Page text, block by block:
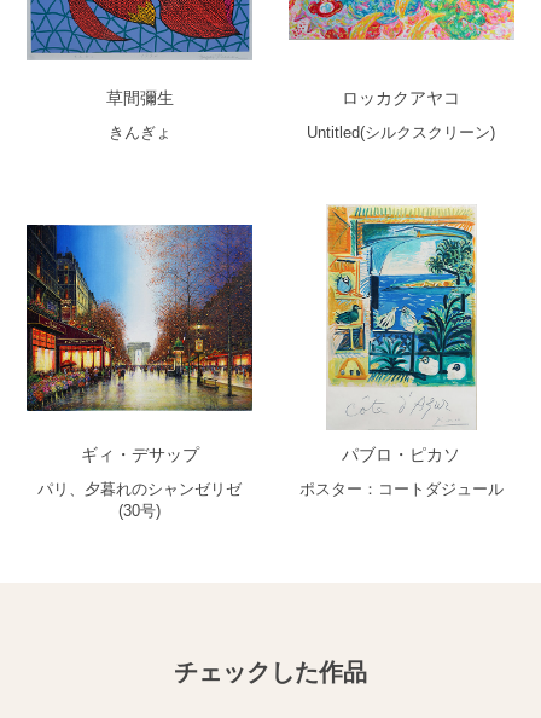
草間彌生
きんぎょ
ロッカクアヤコ
Untitled(シルクスクリーン)
ギィ・デサップ
パリ、夕暮れのシャンゼリゼ
(30号)
パブロ・ピカソ
ポスター：コートダジュール
チェックした作品